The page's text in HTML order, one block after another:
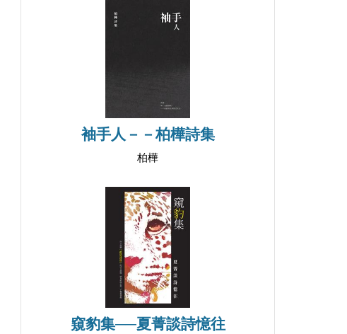
袖手人－－柏樺詩集
柏樺
窺豹集──夏菁談詩憶往